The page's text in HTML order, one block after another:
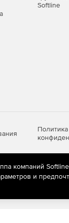
Softline
Политика
находящихся на
компаний
и